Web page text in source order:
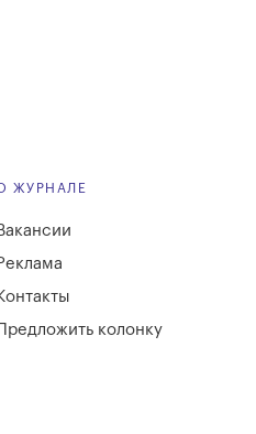
ЖУРНАЛЕ
Предложить колонку